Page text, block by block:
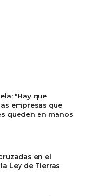
"Hay que
empresas que
queden en manos
en el
Ley de Tierras